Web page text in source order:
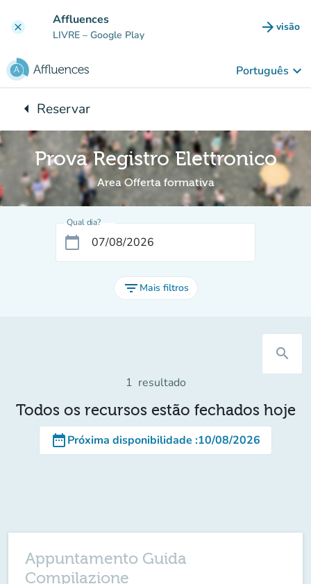
clear Affluences
LIVRE – Google Play arrow_forward visão
(novo
Português keyboard_arrow_down
arrow_leftVoltar para:
Reservar
Prova Registro Elettronico
Area Offerta formativa
Qual dia?
calendar_today
filter_list Mais filtros
search
1 resultado
Todos os recursos estão fechados hoje
date_rangePróxima disponibilidade :10/08/2026
Appuntamento Guida
Compilazione